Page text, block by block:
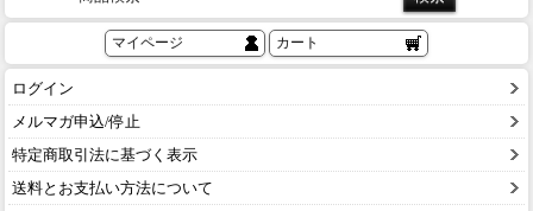
マイページ カート
ログイン
メルマガ申込/停止
特定商取引法に基づく表示
送料とお支払い方法について